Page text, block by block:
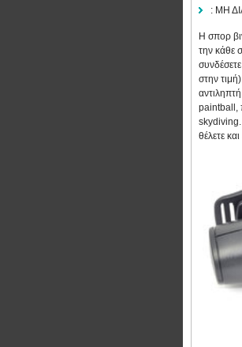
: ΜΗ
Η σπορ
την κάθε
στην
paintball,
skydiving.
θέλετε